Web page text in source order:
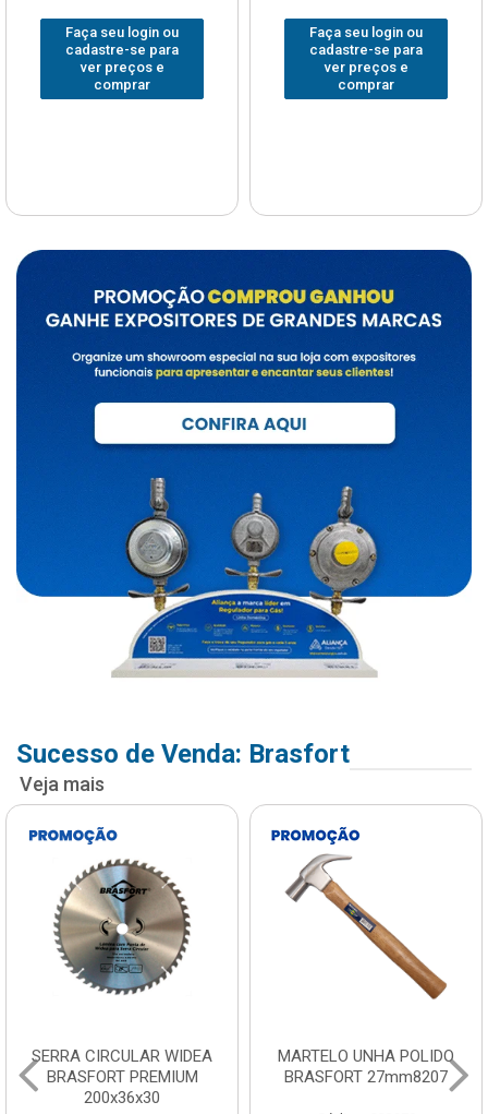
Faça seu login ou
cadastre-se para
ver preços e
comprar
Faça seu login ou
cadastre-se para
ver preços e
comprar
Sucesso de Venda: Brasfort
Veja mais
SERRA CIRCULAR WIDEA
BRASFORT PREMIUM
200x36x30
MARTELO UNHA POLIDO
BRASFORT 27mm8207